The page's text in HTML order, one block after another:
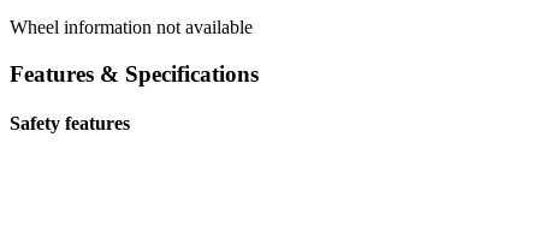
Wheel information not available
Features & Specifications
Safety features